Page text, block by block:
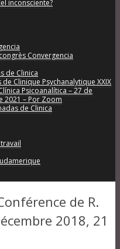
inconsciente?
Convergencia
de Clinica
de Clinique Psychanalytique XXIX
Psicoanalítica – 27 de
2021 – Por Zoom
de Clinica
de R.
2018, 21